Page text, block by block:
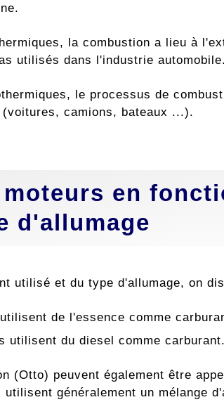
la combustion a lieu à
utilisés dans l'industrie automobile.
le processus de
camions, bateaux ...).
moteurs en
d'allumage
utilisé et du type d'allumage, on
de l'essence comme
utilisent du diesel comme
(Otto) peuvent également être
généralement un mélange